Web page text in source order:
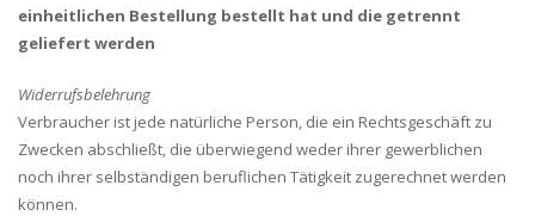
einheitlichen Bestellung bestellt hat und die getrennt
geliefert werden
Widerrufsbelehrung
Verbraucher ist jede natürliche Person, die ein Rechtsgeschäft zu
Zwecken abschließt, die überwiegend weder ihrer gewerblichen
noch ihrer selbständigen beruflichen Tätigkeit zugerechnet werden
können.